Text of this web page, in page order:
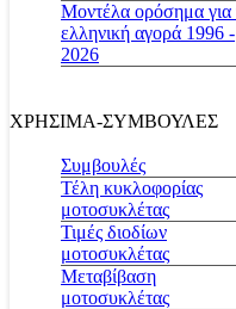
Μοντέλα ορόσημα για
ελληνική αγορά 1996 -
2026
ΧΡΗΣΙΜΑ-ΣΥΜΒΟΥΛΕΣ
Συμβουλές
Τέλη κυκλοφορίας
μοτοσυκλέτας
Τιμές διοδίων
μοτοσυκλέτας
Μεταβίβαση
μοτοσυκλέτας